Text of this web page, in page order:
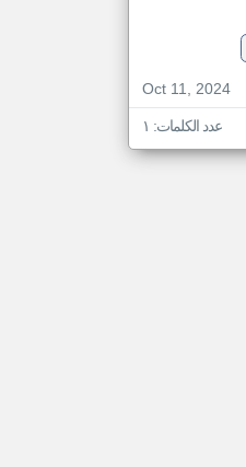
Oct 11, 2024
عدد الكلمات: ١